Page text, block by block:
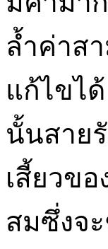
ล้ำค่าส
แก้ไขไ
นั้นสาย
เสี้ยวข
สมซึ่งจ